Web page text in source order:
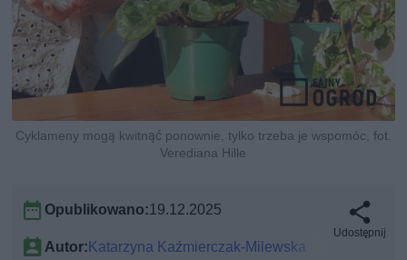
Cyklameny mogą kwitnąć ponownie, tylko trzeba je wspomóc, fot.
Verediana Hille
Opublikowano:19.12.2025
Autor:Katarzyna Kaźmierczak-Milewska
Udostępnij